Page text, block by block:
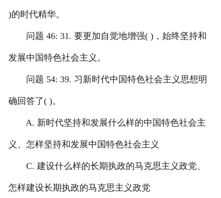
)的时代精华。
问题 46: 31. 要更加自觉地增强( )，始终坚持和
发展中国特色社会主义。
问题 54: 39. 习新时代中国特色社会主义思想明
确回答了( )。
A. 新时代坚持和发展什么样的中国特色社会主
义、怎样坚持和发展中国特色社会主义
C. 建设什么样的长期执政的马克思主义政党、
怎样建设长期执政的马克思主义政党